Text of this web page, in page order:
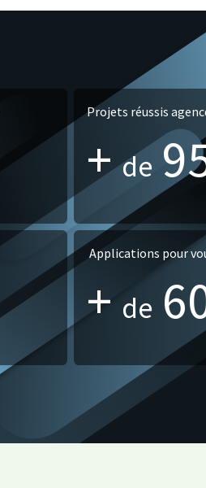
Projets réussis
+de
Applications pour
+ de